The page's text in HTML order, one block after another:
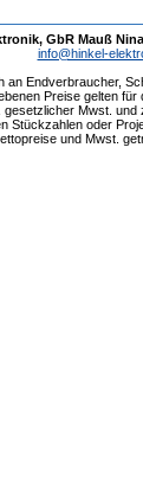
GbR Mauß
info@hinkel-
an Endverbraucher,
Preise gelten
gesetzlicher Mwst.
Stückzahlen oder
und Mwst.